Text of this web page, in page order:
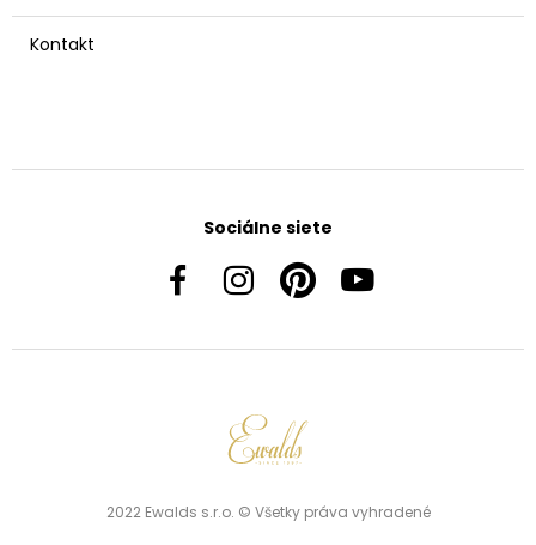
Kontakt
Sociálne siete
2022 Ewalds s.r.o. © Všetky práva vyhradené